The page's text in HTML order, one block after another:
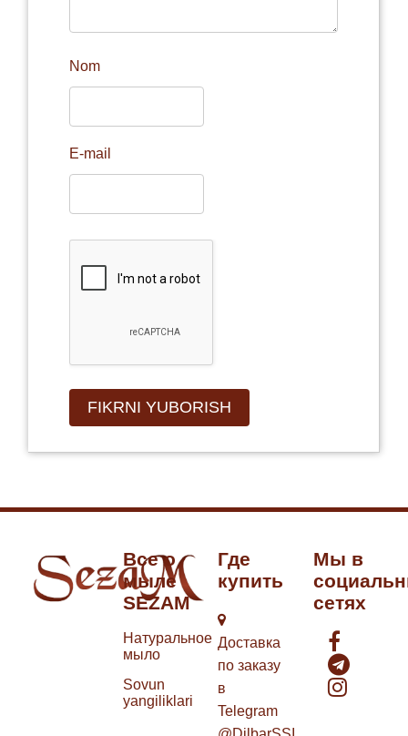
Nom
E-mail
Все о
мыле
SEZAM
Натуральное
мыло
Sovun
yangiliklari
Где
купить
Доставка
по заказу
в
Telegram
Мы в
сетях